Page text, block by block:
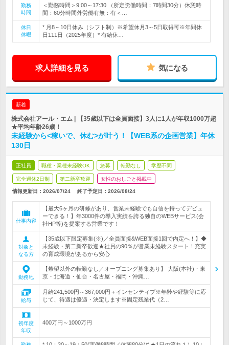
勤務
時間
＜勤務時間＞9:00～17:30 （所定労働時間：7時間30分）休憩時
間：60分時間外労働有無：有＜…
休日
休暇
* 月8～10日休み（シフト制）※希望休月3～5日取得可※年間休
日111日（2025年度）* 有給休…
求人詳細を見る 気になる
新着
株式会社アール・エム | 【35歳以下は全員面接】3人に1人が年収1000万超
★平均年齢26歳！
未経験から<稼いで、休む>が叶う！【WEB系の企画営業】年休
130日
正社員 職種・業種未経験OK 急募 転勤なし 学歴不問
完全週休2日制 第二新卒歓迎 女性のおしごと掲載中
情報更新日：2026/07/24 終了予定日： 2026/08/24
仕事内容
【最大6ヶ月の研修があり、営業未経験でも自信を持ってデビュ
ーできる！】年3000件の導入実績を誇る独自のWEBサービス(会
社HP等)を提案する営業です！
対象と
なる方
【35歳以下限定募集(※)／全員面接&WEB面接1回で内定へ！】◆
未経験・第二新卒歓迎★社員の90％が営業未経験スタート！充実
の育成環境があるから安心
勤務地
【希望以外の転勤なし／オープニング募集あり】 大阪(本社)・東
京・北海道・仙台・名古屋・福岡・沖縄…
給与
月給241,500円～367,000円＋インセンティブ※年齢や経験等に応
じて、待遇は優遇・決定します※固定残業代（2…
初年度
年収
400万円～1000万円